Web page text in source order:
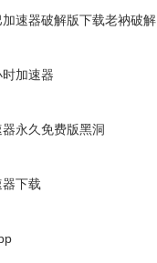
速器破解版下载老衲破解
加速器
永久免费版黑洞
下载